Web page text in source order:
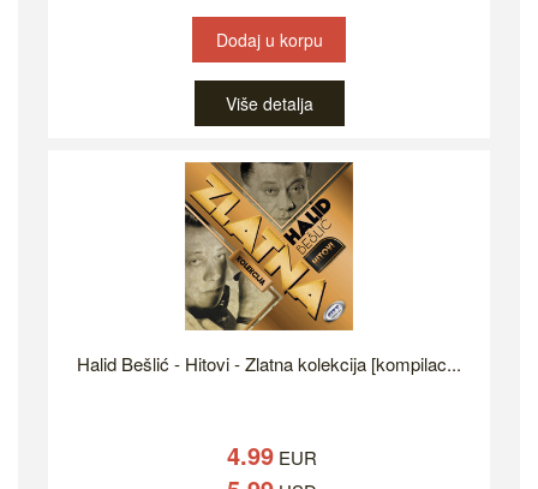
Dodaj u korpu
Više detalja
Halid Bešlić - Hitovi - Zlatna kolekcija [kompilac...
4.99 EUR